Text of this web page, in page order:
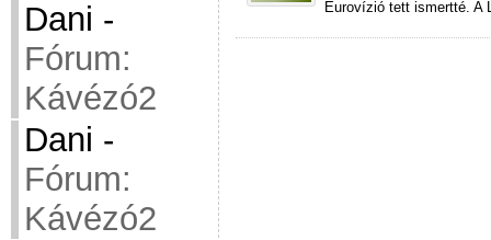
Dani -
Fórum:
Kávézó2
Dani -
Fórum:
Kávézó2
Eurovízió tett ismertté. A